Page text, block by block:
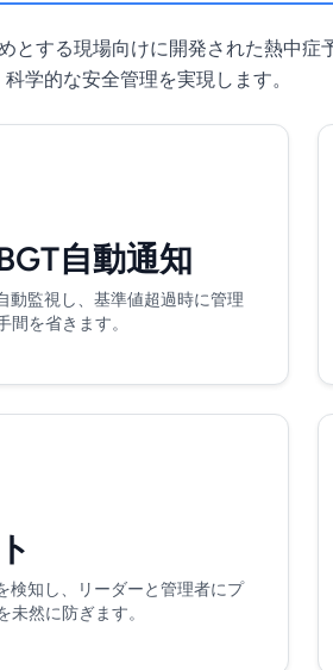
とする現場向けに開発された熱中
学的な安全管理を実現します。
自動通知
動監視し、基準値超過時に管理
間を省きます。
検知し、リーダーと管理者にプ
未然に防ぎます。